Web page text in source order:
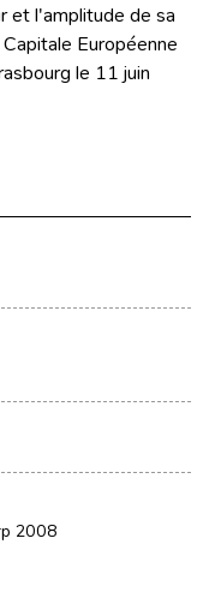
et l'amplitude de sa
Européenne
le 11 juin
2008